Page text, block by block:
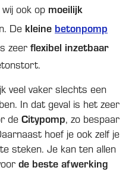
ook op moeilijk
De kleine betonpomp
zeerflexibel inzetbaar
veel vaker slechts een
In dat geval is het zeer
deCitypomp, zo bespaar
hoef je ook zelf je
steken. Je kan ten allen
de beste afwerking